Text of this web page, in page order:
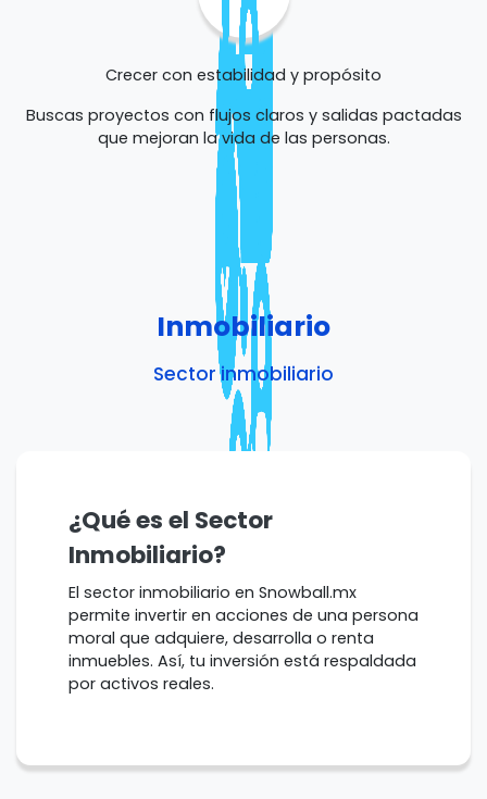
Crecer con estabilidad y propósito
Buscas proyectos con flujos claros y salidas pactadas
que mejoran la vida de las personas.
Inmobiliario
Sector inmobiliario
¿Qué es el Sector
Inmobiliario?
El sector inmobiliario en Snowball.mx
permite invertir en acciones de una persona
moral que adquiere, desarrolla o renta
inmuebles. Así, tu inversión está respaldada
por activos reales.